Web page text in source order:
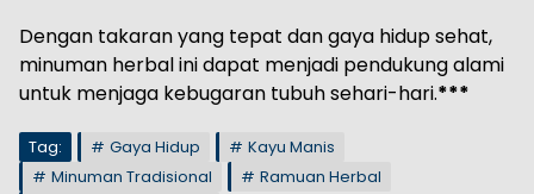
Dengan takaran yang tepat dan gaya hidup sehat,
minuman herbal ini dapat menjadi pendukung alami
untuk menjaga kebugaran tubuh sehari-hari.***
Tag: Gaya Hidup
Kayu Manis
Minuman Tradisional
Ramuan Herbal